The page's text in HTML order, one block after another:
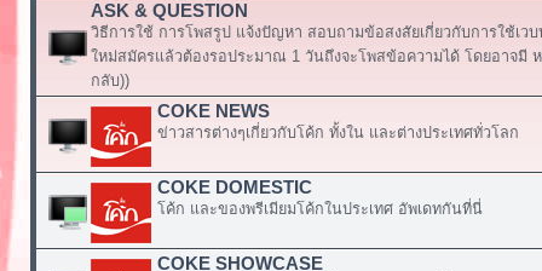
ASK & QUESTION
วิธีการใช้ การโพสรูป แจ้งปัญหา สอบถามข้อสงสัยเกี่ยวกับการใช้เว
ใหม่สมัครแล้วต้องรอประมาณ 1 วันถึงจะโพสข้อความได้ โดยอาจมี
กลับ))
COKE NEWS
ข่าวสารต่างๆเกี่ยวกับโค้ก ทั้งใน และต่างประเทศทั่วโลก
COKE DOMESTIC
โค้ก และของพรีเมียมโค้กในประเทศ อัพเดทกันที่นี่
COKE SHOWCASE